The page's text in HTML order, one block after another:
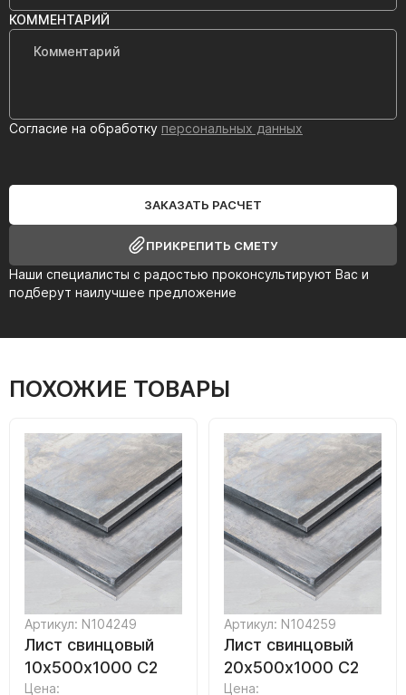
Наши специалисты с радостью проконсультируют Вас и
подберут наилучшее предложение
КОММЕНТАРИЙ
Согласие на обработку персональных данных
ЗАКАЗАТЬ РАСЧЕТ
ПРИКРЕПИТЬ СМЕТУ
ПОХОЖИЕ ТОВАРЫ
Артикул: N104249
Лист свинцовый
10х500х1000 С2
Цена:
Артикул: N104259
Лист свинцовый
20х500х1000 С2
Цена: